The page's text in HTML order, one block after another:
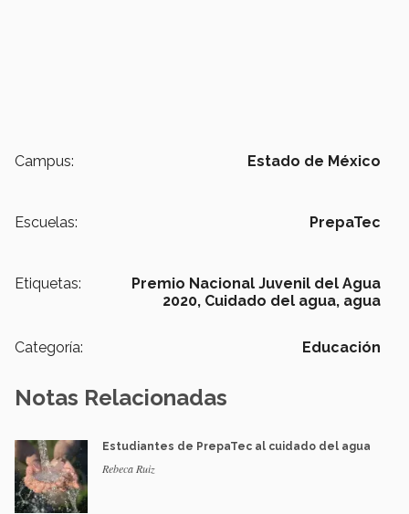
Campus: Estado de México
Escuelas: PrepaTec
Etiquetas:
Premio Nacional Juvenil del Agua
2020, Cuidado del agua, agua
Categoría: Educación
Notas Relacionadas
Estudiantes de PrepaTec al cuidado del agua
Rebeca Ruiz